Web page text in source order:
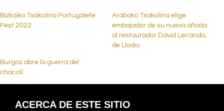
Bizkaiko Txakolina Portugalete
Fest 2022
Arabako Txakolina elige
embajador de su nueva añada
al restaurador David Lecanda,
de Llodio
Burgos abre la guerra del
chacolí
ACERCA DE ESTE SITIO